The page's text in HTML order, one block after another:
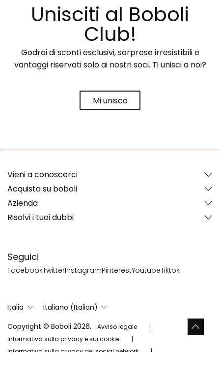
Unisciti al Boboli
Club!
Godrai di sconti esclusivi, sorprese irresistibili e
vantaggi riservati solo ai nostri soci. Ti unisci a noi?
Mi unisco
Seguici
FacebookTwitterInstagramPinterestYoutubeTiktok
Vieni a conoscerci
Acquista su boboli
Azienda
Risolvi i tuoi dubbi
Italia
Italiano (Italian)
Copyright © Boboli 2026.
Avviso legale
Informativa sulla privacy e sui cookie
Informativa sulla privacy dei social network